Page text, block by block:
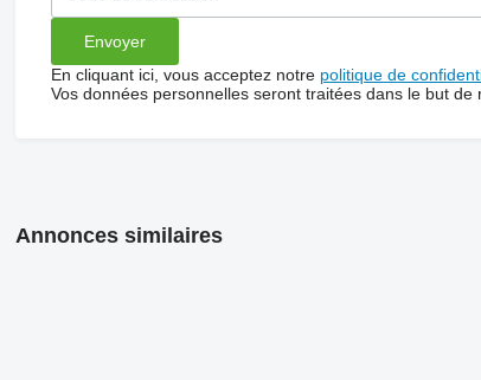
En cliquant ici, vous acceptez notre politique de
Vos données personnelles seront traitées dans le but de
Annonces similaires